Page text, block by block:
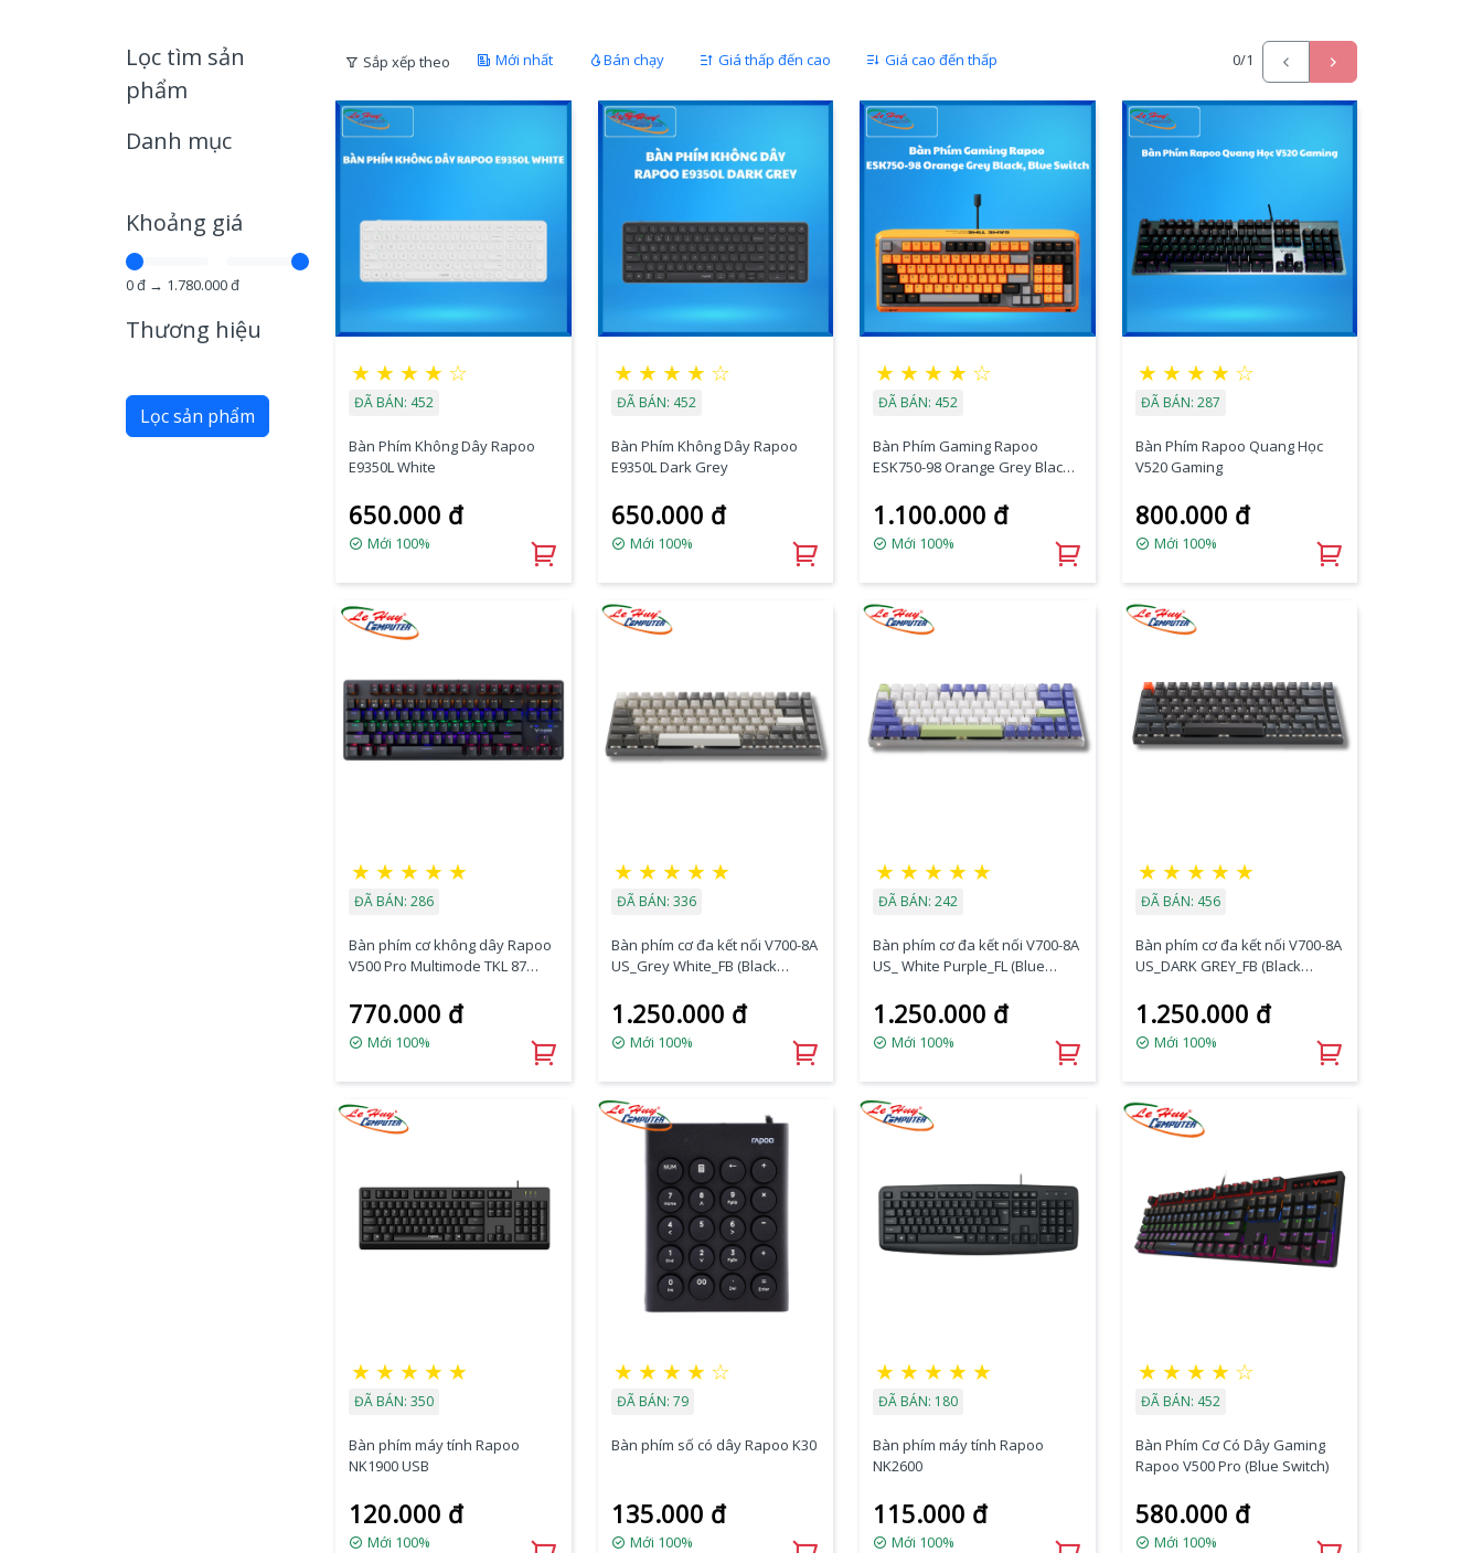
Lọc tìm sản
phẩm
Danh mục
Khoảng giá
0đ → 1.780.000đ
Thương hiệu
Lọc sản phẩm
Sắp xếp theo Mới nhất Bán chạy Giá thấp đến cao Giá cao đến thấp 0/1
★ ★ ★ ★ ☆
ĐÃ BÁN: 452
Bàn Phím Không Dây Rapoo
E9350L White
650.000 đ
Mới 100%
★ ★ ★ ★ ☆
ĐÃ BÁN: 452
Bàn Phím Không Dây Rapoo
E9350L Dark Grey
650.000 đ
Mới 100%
★ ★ ★ ★ ☆
ĐÃ BÁN: 452
Bàn Phím Gaming Rapoo
ESK750-98 Orange Grey Black,
1.100.000 đ
Mới 100%
★ ★ ★ ★ ☆
ĐÃ BÁN: 287
Bàn Phím Rapoo Quang Học
V520 Gaming
800.000 đ
Mới 100%
★ ★ ★ ★ ★
ĐÃ BÁN: 286
Bàn phím cơ không dây Rapoo
V500 Pro Multimode TKL 87
770.000 đ
Mới 100%
★ ★ ★ ★ ★
ĐÃ BÁN: 336
Bàn phím cơ đa kết nối V700-8A
US_Grey White_FB (Black
1.250.000 đ
Mới 100%
★ ★ ★ ★ ★
ĐÃ BÁN: 242
Bàn phím cơ đa kết nối V700-8A
US_ White Purple_FL (Blue
1.250.000 đ
Mới 100%
★ ★ ★ ★ ★
ĐÃ BÁN: 456
Bàn phím cơ đa kết nối V700-8A
US_DARK GREY_FB (Black
1.250.000 đ
Mới 100%
★ ★ ★ ★ ★
ĐÃ BÁN: 350
Bàn phím máy tính Rapoo
NK1900 USB
120.000 đ
Mới 100%
★ ★ ★ ★ ☆
ĐÃ BÁN: 79
Bàn phím số có dây Rapoo K30
135.000 đ
Mới 100%
★ ★ ★ ★ ★
ĐÃ BÁN: 180
Bàn phím máy tính Rapoo
NK2600
115.000 đ
Mới 100%
★ ★ ★ ★ ☆
ĐÃ BÁN: 452
Bàn Phím Cơ Có Dây Gaming
Rapoo V500 Pro (Blue Switch)
580.000 đ
Mới 100%